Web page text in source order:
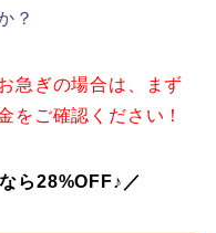
？
急ぎの場合は、まず
をご確認ください！
ら28%OFF♪／